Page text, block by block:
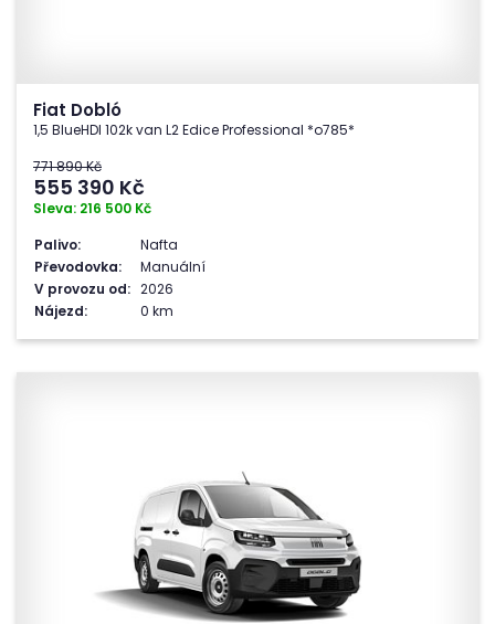
Fiat Dobló
1,5 BlueHDI 102k van L2 Edice Professional *o785*
771 890 Kč
555 390 Kč
Sleva: 216 500 Kč
Palivo:
Nafta
Převodovka:
Manuální
V provozu od: 2026
Nájezd:
0 km